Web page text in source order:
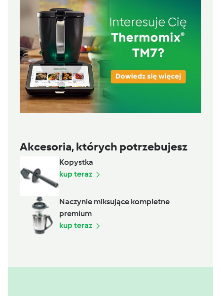
Akcesoria, których potrzebujesz
Kopystka
kup teraz
Naczynie miksujące kompletne
premium
kup teraz